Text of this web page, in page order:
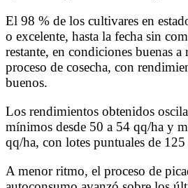
El 98 % de los cultivares en
o excelente, hasta la fecha sin
restante, en condiciones buenas
proceso de cosecha, con
buenos.
Los rendimientos obtenidos
mínimos desde 50 a 54 qq/ha y
qq/ha, con lotes puntuales de
A menor ritmo, el proceso de